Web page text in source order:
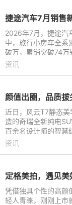
捷途汽车7月销售
2026年7月，捷途汽
中，旅行小房车全
破万，累销突破74万
盛夏，捷途汽车依托
资讯
颜值出圈，品质
近日，风云T7静态
造的奇瑞全新纯电
百余名设计师的智慧
电SUV。品鉴会上，
资讯
定格美拍，遇见
凭借独具个性的高
轻人青睐，刚刚上市